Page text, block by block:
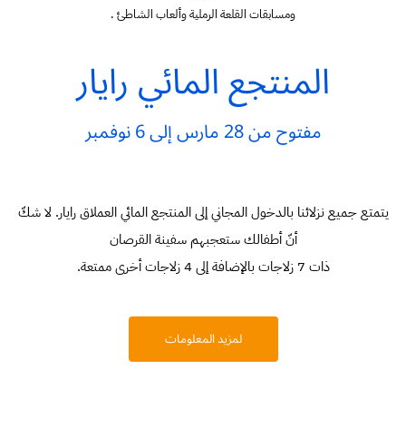
. ومسابقات القلعة الرملية وألعاب الشاطئ
المنتجع المائي رايار
مفتوح من 28 مارس إلى 6 نوفمبر
يتمتع جميع نزلائنا بالدخول المجاني إلى المنتجع المائي العملاق رايار. لا شكّ
أنّ أطفالك ستعجبهم سفينة القرصان
.ذات 7 زلاجات بالإضافة إلى 4 زلاجات أخرى ممتعة
لمزيد المعلومات